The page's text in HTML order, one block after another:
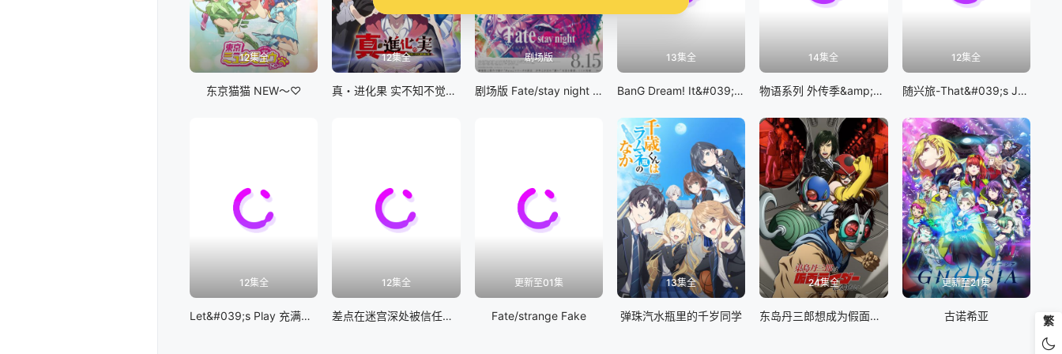
12集全
东京猫猫 NEW～♡
12集全
真・进化果 实不知不觉踏上胜利的人生
剧场版
剧场版 Fate/stay night [Heaven&#039;s Feel] III.spring song
13集全
BanG Dream! It&#039;s MyGO!!!!!
14集全
物语系列 外传季&amp;怪物季
12集全
随兴旅-That&#039;s Journey-
12集全
Let&#039;s Play 充满挑战的人生
12集全
差点在迷宫深处被信任的伙伴杀掉，但靠着天赐技能「无限扭蛋」获得等级9999的伙伴，我要向前队友和世界展开复仇&amp;「给他们好看！」
更新至01集
Fate/strange Fake
13集全
弹珠汽水瓶里的千岁同学
24集全
东岛丹三郎想成为假面骑士
更新至21集
古诺希亚 繁